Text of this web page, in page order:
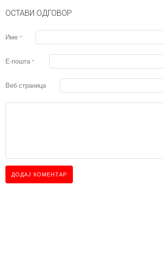
ОСТАВИ ОДГОВОР
Име *
Е-пошта *
Веб страница